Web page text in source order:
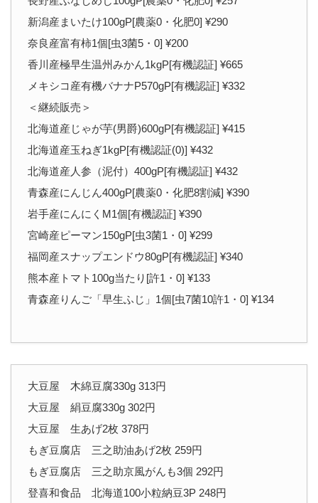
新潟産まいたけ100gP[農薬0・化肥0] ¥290
奈良産富有柿1個[虫3菌5・0] ¥200
香川産極早生温州みかん1kgP[有機認証] ¥665
メキシコ産有機バナナP570gP[有機認証] ¥332
＜継続販売＞
北海道産じゃが芋(男爵)600gP[有機認証] ¥415
北海道産玉ねぎ1kgP[有機認証(0)] ¥432
北海道産人参（泥付）400gP[有機認証] ¥432
青森産にんじん400gP[農薬0・化肥8割減] ¥390
岩手産にんにくM1個[有機認証] ¥390
宮崎産ピーマン150gP[虫3菌1・0] ¥299
福岡産スナップエンドウ80gP[有機認証] ¥340
熊本産トマト100g当たり[許1・0] ¥133
青森産りんご「早生ふじ」1個[虫7菌10許1・0] ¥134
大豆屋 木綿豆腐330g 313円
大豆屋 絹豆腐330g 302円
大豆屋 生あげ2枚 378円
もぎ豆腐店 三之助油あげ2枚 259円
もぎ豆腐店 三之助京風がんも3個 292円
登喜和食品 北海道100小粒納豆3P 248円